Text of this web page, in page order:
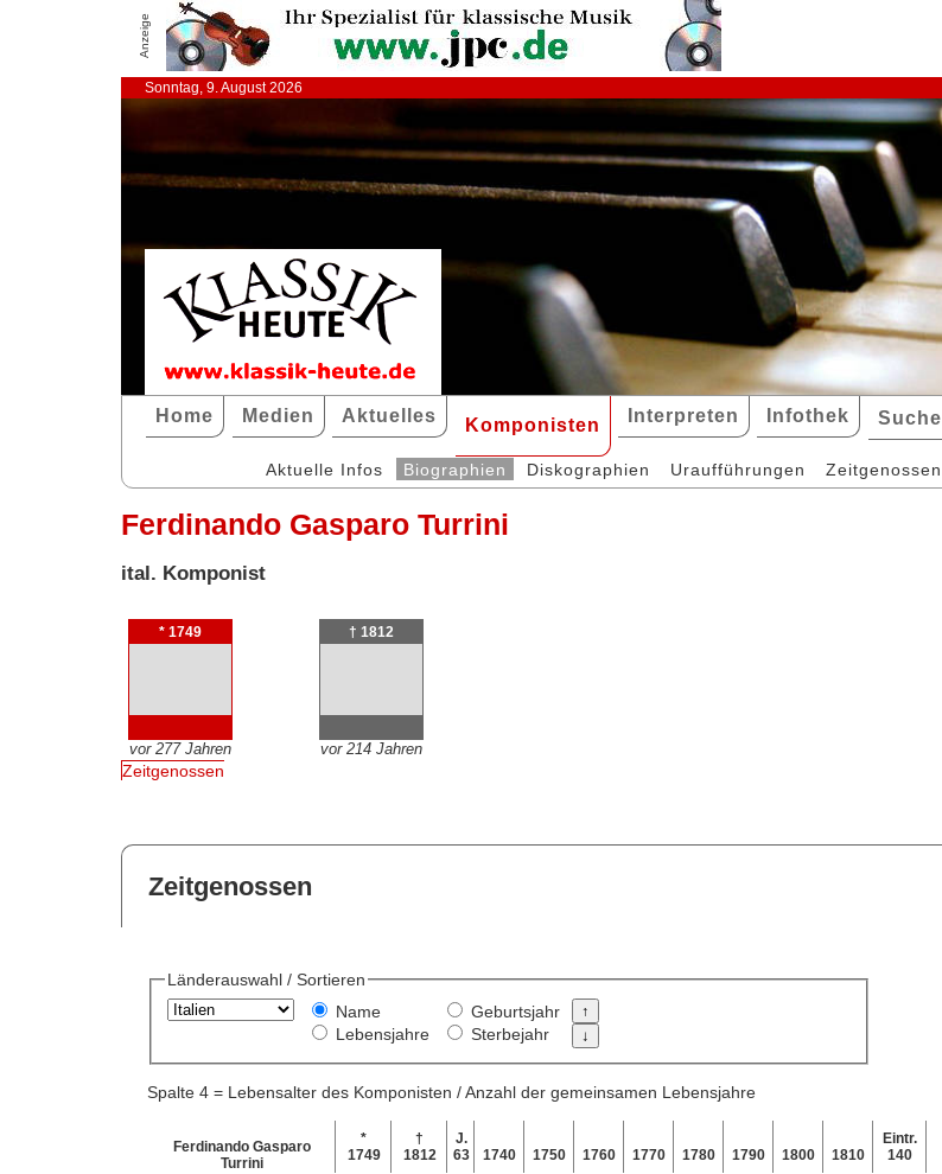
Anzeige
Sonntag, 9. August 2026
Home Medien Aktuelles Komponisten Interpreten Infothek Suche
Aktuelle Infos Biographien Diskographien Uraufführungen Zeitgenossen
Ferdinando Gasparo Turrini
ital. Komponist
* 1749
vor 277 Jahren
† 1812
vor 214 Jahren
Zeitgenossen
Zeitgenossen
Länderauswahl / Sortieren
Name
Lebensjahre
Geburtsjahr
Sterbejahr
Spalte 4 = Lebensalter des Komponisten / Anzahl der gemeinsamen Lebensjahre
Ferdinando Gasparo
Turrini
*
1749
†
1812
J.
63
1740 1750 1760 1770 1780 1790 1800 1810
Eintr.
140